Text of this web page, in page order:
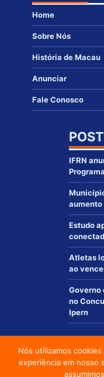
Home
Sobre Nós
História de Macau
Anunciar
Fale Conosco
IFRN
aumento
Estudo
Atletas
ao
Governo
no
Ipern
© 2012 - 2021 |
Desenvolvido por:
Nós utilizamos
experiência em nosso